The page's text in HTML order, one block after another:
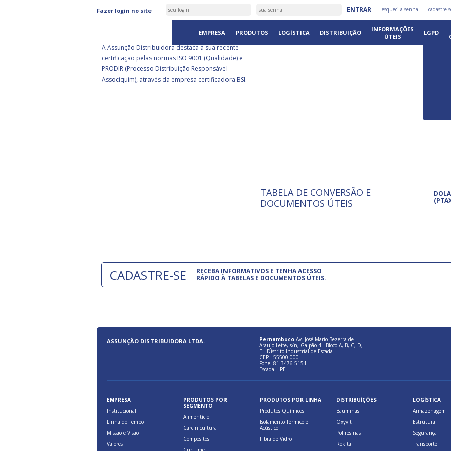
Fazer login no site ENTRAR esqueci a senha cadastre-
EMPRESA PRODUTOS LOGÍSTICA DISTRIBUIÇÃO
INFORMAÇÕES
ÚTEIS
LGPD
ASSUNÇÃO DISTRIBUIDORA É
CERTIFICADA PELA BSI
A Assunção Distribuidora destaca a sua recente
certificação pelas normas ISO 9001 (Qualidade) e
PRODIR (Processo Distribuição Responsável –
Associquim), através da empresa certificadora BSI.
ISO 9001: 2015
A International Organization for
Standardization é um conjunto de
TABELA DE CONVERSÃO E
DOCUMENTOS ÚTEIS
CADASTRE-SE
RECEBA INFORMATIVOS E TENHA ACESSO
RÁPIDO À TABELAS E DOCUMENTOS ÚTEIS.
ASSUNÇÃO DISTRIBUIDORA LTDA. Pernambuco Av. José Mario Bezerra de
Araujo Leite, s/n, Galpão 4 - Bloco A, B, C, D,
E - Distrito Industrial de Escada
CEP - 55500-000
Fone: 81 3476-5151
Escada – PE
EMPRESA
Institucional
Linha do Tempo
Missão e Visão
Valores
PRODUTOS POR
SEGMENTO
Alimentício
Carcinicultura
Compósitos
PRODUTOS POR LINHA
Produtos Químicos
Isolamento Térmico e
Acústico
Fibra de Vidro
DISTRIBUÍÇÕES
Bauminas
Oxyvit
Poliresinas
Rokita
LOGÍSTICA
Armazenagem
Estrutura
Segurança
Transporte